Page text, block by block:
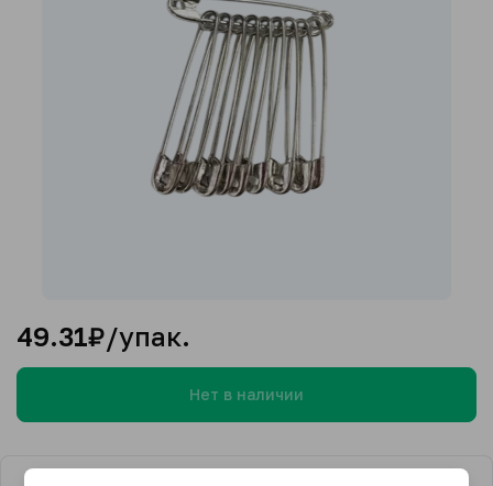
49.31₽/упак.
Нет в наличии